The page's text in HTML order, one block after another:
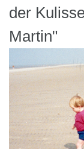
der
Martin"